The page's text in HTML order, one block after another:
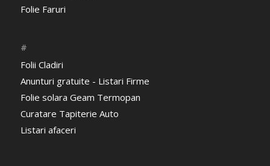
Folie Faruri
#
Folii Cladiri
Anunturi gratuite - Listari Firme
Folie solara Geam Termopan
Curatare Tapiterie Auto
Listari afaceri